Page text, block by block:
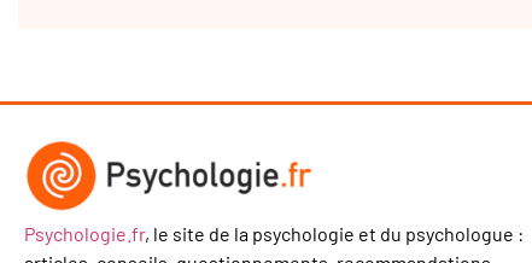
Psychologie.fr, le site de la psychologie et du psychologue :